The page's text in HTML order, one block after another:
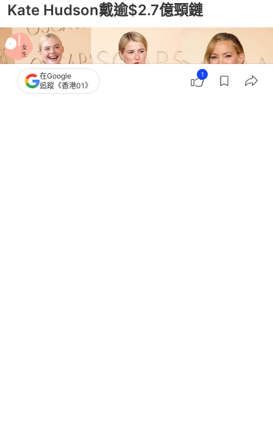
Kate Hudson戴逾$2.7億頸鏈
在Google
追蹤《香港01》
1